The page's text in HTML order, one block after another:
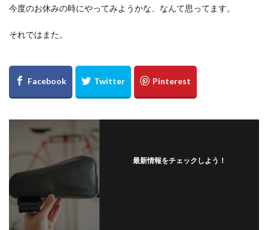
今度のお休みの時にやってみようかな、なんて思ってます。
それではまた。
最新情報をチェックしよう！